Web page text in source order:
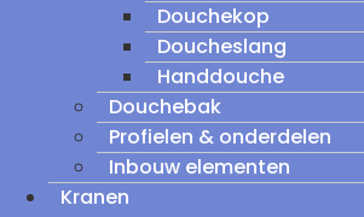
Douchekop
Doucheslang
Handdouche
Douchebak
Profielen & onderdelen
Inbouw elementen
Kranen